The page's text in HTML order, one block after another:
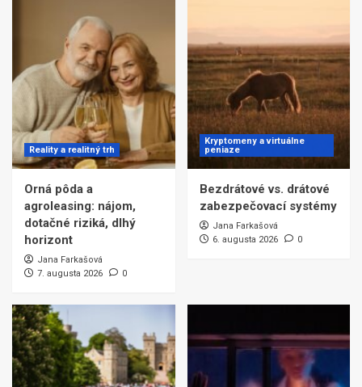
Reality a realitný trh
Orná pôda a
agroleasing: nájom,
dotačné riziká, dlhý
horizont
Jana Farkašová
7. augusta 2026
0
Kryptomeny a virtuálne
peniaze
Bezdrátové vs. drátové
zabezpečovací systémy
Jana Farkašová
6. augusta 2026
0